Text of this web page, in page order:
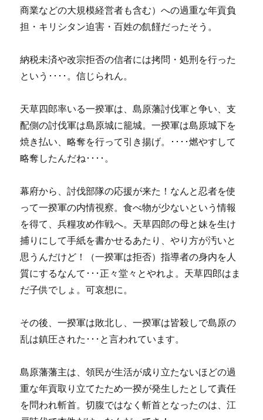
商業などの大規模経営者も含む）への過重な年貢負
担・キリシタン迫害・百姓の飢饉だったそう。
納税未済や改宗拒否の信者には拷問・処刑を行った
という････。信じられん。
天草四郎率いる一揆軍は、島原藩討伐軍と争い、支
配側の討伐軍は島原城に籠城。一揆軍は島原城下を
焼き払い、略奪を行って引き揚げ。････燃やすして
略奪したんだね････。
幕府から、討伐部隊の応援が来た！なんと忍者を使
って一揆軍の内情視察。食べ物が少ないという情報
を得て、兵糧攻め作戦へ。天草四郎の母と妹を生け
捕りにして手紙を書かせるあたり、やり方が汚いと
思うんだけど！（一揆軍は拒否）指導者の身内を人
質にするなんて･･･正々堂々とやれよ。天草四郎はま
だ子供でしょ。可哀想に。
その後、一揆軍は敗北し、一揆軍は皆殺しで島原の
乱は鎮圧された･･･と言われています。
島原藩藩主は、領民が生活が成り立たないほどの過
重な年貢取り立てたため一揆が発生したとして責任
を問われ斬首。切腹ではなく斬首となったのは、江